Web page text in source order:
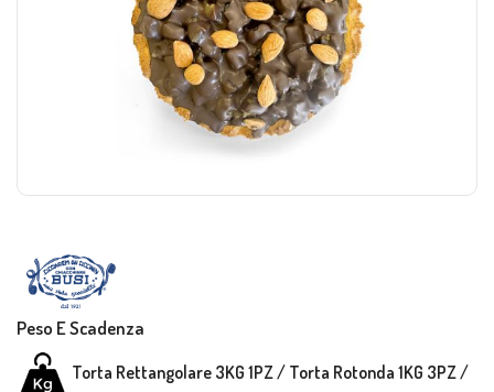
Peso E Scadenza
Torta Rettangolare 3KG 1PZ / Torta Rotonda 1KG 3PZ /